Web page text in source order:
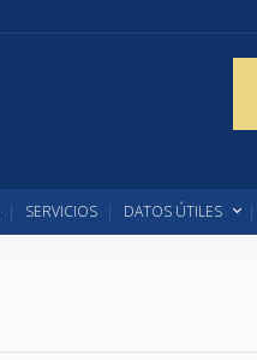
SERVICIOS DATOS ÚTILES